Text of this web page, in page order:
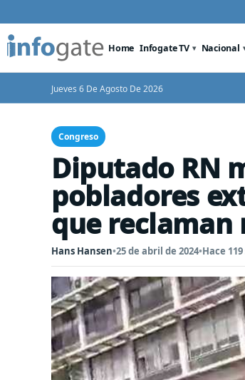
Home Infogate TV Nacional
Jueves 6 De Agosto De 2026
Congreso
Diputado RN
pobladores
que
Hans Hansen•25 de abril de 2024•Hace